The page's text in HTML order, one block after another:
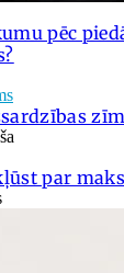
pēc
par